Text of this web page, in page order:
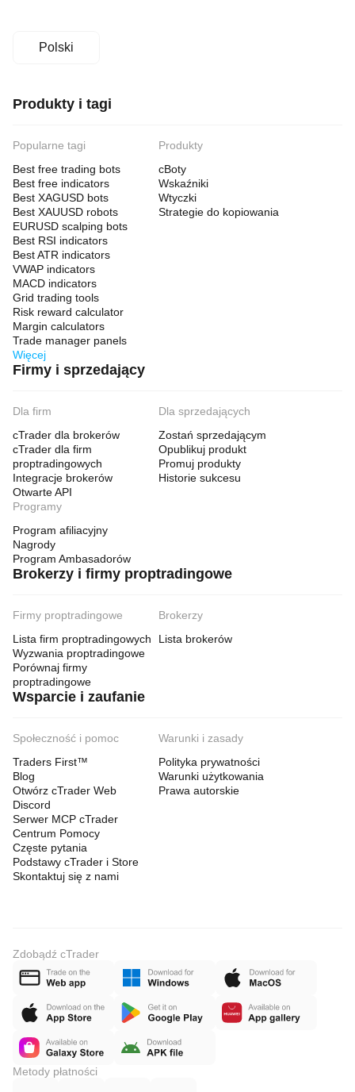
Polski
Produkty i tagi
Popularne tagi
Best free trading bots
Best free indicators
Best XAGUSD bots
Best XAUUSD robots
EURUSD scalping bots
Best RSI indicators
Best ATR indicators
VWAP indicators
MACD indicators
Grid trading tools
Risk reward calculator
Margin calculators
Trade manager panels
Więcej
Produkty
cBoty
Wskaźniki
Wtyczki
Strategie do kopiowania
Firmy i sprzedający
Dla firm
cTrader dla brokerów
cTrader dla firm
proptradingowych
Integracje brokerów
Otwarte API
Dla sprzedających
Zostań sprzedającym
Opublikuj produkt
Promuj produkty
Historie sukcesu
Programy
Program afiliacyjny
Nagrody
Program Ambasadorów
Brokerzy i firmy proptradingowe
Firmy proptradingowe
Lista firm proptradingowych
Wyzwania proptradingowe
Porównaj firmy
proptradingowe
Brokerzy
Lista brokerów
Wsparcie i zaufanie
Społeczność i pomoc
Traders First™
Blog
Otwórz cTrader Web
Discord
Serwer MCP cTrader
Centrum Pomocy
Częste pytania
Podstawy cTrader i Store
Skontaktuj się z nami
Warunki i zasady
Polityka prywatności
Warunki użytkowania
Prawa autorskie
Zdobądź cTrader
Metody płatności